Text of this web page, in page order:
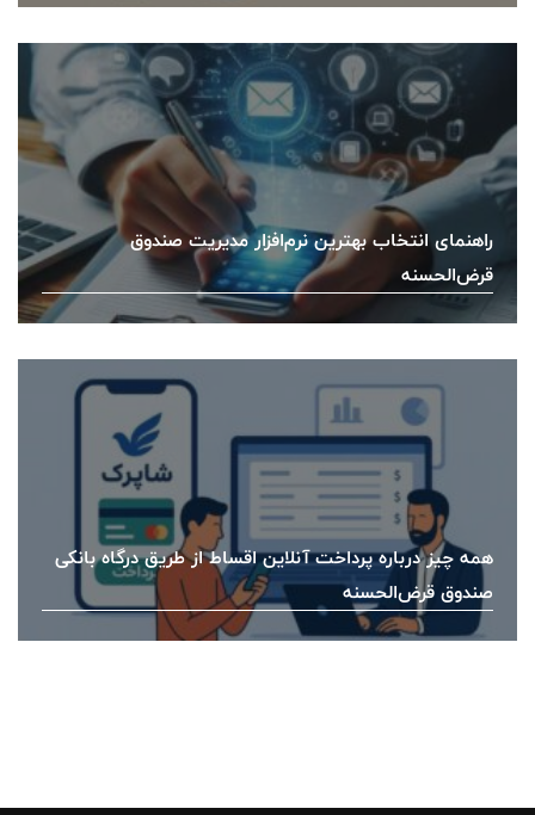
راهنمای انتخاب بهترین نرم‌افزار مدیریت صندوق
قرض‌الحسنه
همه چیز درباره پرداخت آنلاین اقساط از طریق درگاه بانکی
صندوق قرض‌الحسنه